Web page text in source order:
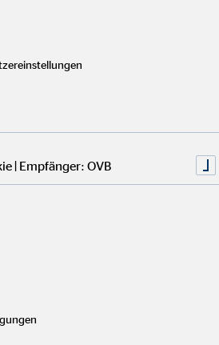
von personenbezogenen
Drittländern
und Webhosting
| Empfänger: OVB